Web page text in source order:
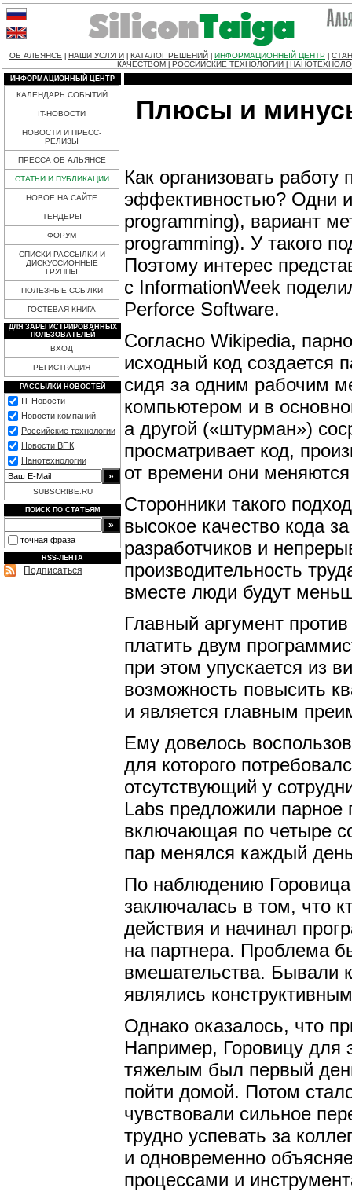
ОБ АЛЬЯНСЕ НАШИ УСЛУГИ КАТАЛОГ РЕШЕНИЙ ИНФОРМАЦИОННЫЙ ЦЕНТР
КАЧЕСТВОМ
РОССИЙСКИЕ ТЕХНОЛОГИИ
ИНФОРМАЦИОННЫЙ ЦЕНТР
КАЛЕНДАРЬ СОБЫТИЙ
IT-НОВОСТИ
НОВОСТИ И ПРЕСС-
РЕЛИЗЫ
ПРЕССА ОБ АЛЬЯНСЕ
СТАТЬИ И ПУБЛИКАЦИИ
НОВОЕ НА САЙТЕ
ТЕНДЕРЫ
ФОРУМ
СПИСКИ РАССЫЛКИ И
ДИСКУССИОННЫЕ
ГРУППЫ
ПОЛЕЗНЫЕ ССЫЛКИ
ГОСТЕВАЯ КНИГА
ДЛЯ ЗАРЕГИСТРИРОВАННЫХ
ПОЛЬЗОВАТЕЛЕЙ
ВХОД
РЕГИСТРАЦИЯ
РАССЫЛКИ НОВОСТЕЙ
IT-Новости
Новости компаний
Российские технологии
Новости ВПК
Нанотехнологии
SUBSCRIBE.RU
ПОИСК ПО СТАТЬЯМ
точная фраза
RSS-ЛЕНТА
Подписаться
Плюсы и
Как организовать
эффективностью? Одни
programming), вариант
programming). У такого
Поэтому интерес
с InformationWeek
Perforce Software.
Согласно Wikipedia,
исходный код
сидя за одним рабочим
компьютером и в
а другой («штурман»)
просматривает код,
от времени они
Сторонники такого
высокое качество кода
разработчиков и
производительность
вместе люди будут
Главный аргумент
платить двум
при этом упускается из
возможность повысить
и является главным
Ему довелось
для которого
отсутствующий у
Labs предложили
включающая по четыре
пар менялся каждый
По наблюдению
заключалась в том, что
действия и начинал
на партнера. Проблема
вмешательства. Бывали
являлись
Однако оказалось, что
Например, Горовицу для
тяжелым был первый
пойти домой. Потом
чувствовали сильное
трудно успевать за
и одновременно
процессами и